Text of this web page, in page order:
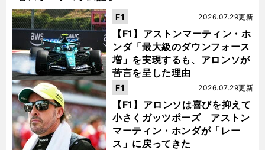
【F1】アストンマーティン・ホ
ンダ「最大級のダウンフォース
増」を実現するも、アロンソが
苦言を呈した理由
2026.07.29更新
F1
【F1】アロンソは喜びを抑えて
小さくガッツポーズ アストン
マーティン・ホンダが「レー
ス」に戻ってきた
2026.07.29更新
F1